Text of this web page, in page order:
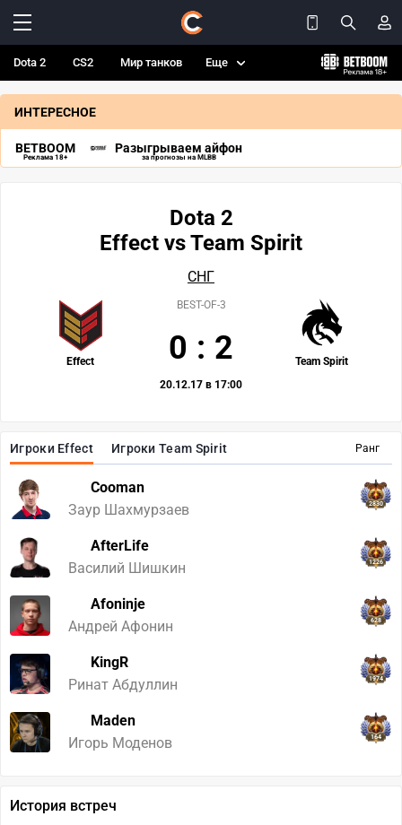
Dota 2 CS2 Мир танков Еще
ИНТЕРЕСНОЕ
BETBOOM
Реклама 18+
Разыгрываем айфон
за прогнозы на MLBB
Ранг
Игроки Effect Игроки Team Spirit
Cooman
Заур Шахмурзаев
2830
AfterLife
Василий Шишкин
1226
Afoninje
Андрей Афонин
628
KingR
Ринат Абдуллин
1974
Maden
Игорь Моденов
164
Dota 2
Effect vs Team Spirit
СНГ
Effect Team Spirit
BEST-OF-3
0 : 2
20.12.17 в 17:00
История встреч